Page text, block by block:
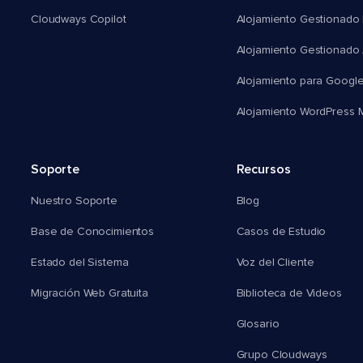
Cloudways Copilot Alojamiento Gestionado
Alojamiento Gestionado
Alojamiento para
Alojamiento WordPress
Soporte
Nuestro Soporte
Base de Conocimientos
Estado del Sistema
Migración Web Gratuita
Recursos
Blog
Casos de Estudio
Voz del Cliente
Biblioteca de Videos
Glosario
Grupo Cloudways